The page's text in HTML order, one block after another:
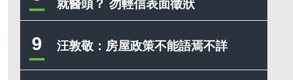
就醫頭？ 勿輕信表面徵狀
9 汪敦敬：房屋政策不能語焉不詳